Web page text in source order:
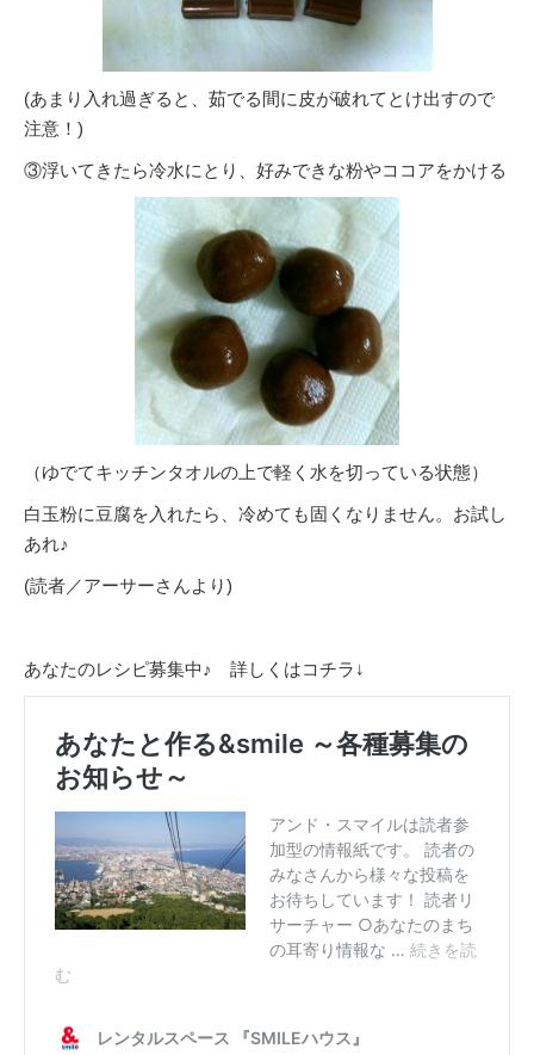
(あまり入れ過ぎると、茹でる間に皮が破れてとけ出すので
注意！)
③浮いてきたら冷水にとり、好みできな粉やココアをかける
（ゆでてキッチンタオルの上で軽く水を切っている状態）
白玉粉に豆腐を入れたら、冷めても固くなりません。お試し
あれ♪
(読者／アーサーさんより)
あなたのレシピ募集中♪ 詳しくはコチラ↓